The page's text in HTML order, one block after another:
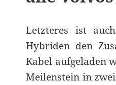
Letzteres ist
Hybriden den
Kabel aufgeladen
Meilenstein in